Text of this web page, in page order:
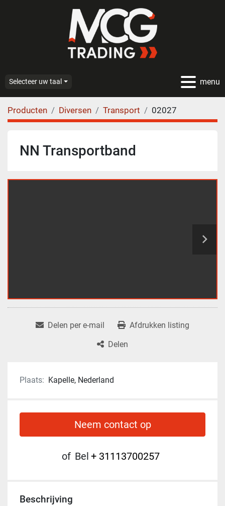
menu
Selecteer uw taal
Producten Diversen Transport 02027
NN Transportband
Delen per e-mail
Afdrukken listing
Delen
Plaats: Kapelle, Nederland
Neem contact op
of Bel + 31113700257
Beschrijving